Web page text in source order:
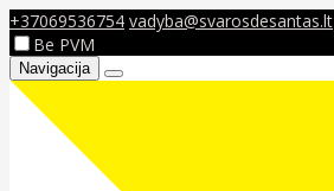
+37069536754 vadyba@svarosdesantas.lt
Be PVM
Navigacija